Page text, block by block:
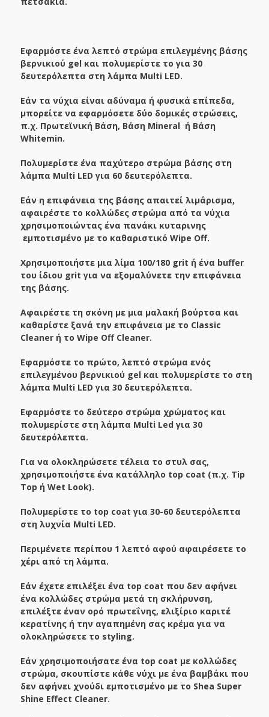
Εφαρμόστε ένα λεπτό στρώμα επιλεγμένης βάσης
βερνικιού gel και πολυμερίστε το για 30
δευτερόλεπτα στη λάμπα Multi LED.
Εάν τα νύχια είναι αδύναμα ή φυσικά επίπεδα,
μπορείτε να εφαρμόσετε δύο δομικές στρώσεις,
π.χ. Πρωτεϊνική Βάση, Βάση Mineralή Βάση
Whitemin.
Πολυμερίστε ένα παχύτερο στρώμα βάσης στη
λάμπα Multi LED για 60 δευτερόλεπτα.
Εάν η επιφάνεια της βάσης απαιτεί λιμάρισμα,
αφαιρέστε το κολλώδες στρώμα από τα νύχια
χρησιμοποιώντας ένα πανάκι κυταρινης
εμποτισμένο με το καθαριστικό Wipe Off.
Χρησιμοποιήστε μια λίμα 100/180 grit ή ένα buffer
του ίδιου grit για να εξομαλύνετε την επιφάνεια
της βάσης.
Αφαιρέστε τη σκόνη με μια μαλακή βούρτσα και
καθαρίστε ξανά την επιφάνεια με το Classic
Cleaner ή το Wipe Off Cleaner.
Εφαρμόστε το πρώτο, λεπτό στρώμα ενός
επιλεγμένου βερνικιού gel και πολυμερίστε το στη
λάμπα Multi LED για 30 δευτερόλεπτα.
Εφαρμόστε το δεύτερο στρώμα χρώματος και
πολυμερίστε στη λάμπα Multi Led για 30
δευτερόλεπτα.
Για να ολοκληρώσετε τέλεια το στυλ σας,
χρησιμοποιήστε ένα κατάλληλο top coat (π.χ. Tip
Top ή Wet Look).
Πολυμερίστε το top coat για 30-60 δευτερόλεπτα
στη λυχνία Multi LED.
Περιμένετε περίπου 1 λεπτό αφού αφαιρέσετε το
χέρι από τη λάμπα.
Εάν έχετε επιλέξει ένα top coat που δεν αφήνει
ένα κολλώδες στρώμα μετά τη σκλήρυνση,
επιλέξτε έναν ορό πρωτεΐνης, ελιξίριο καριτέ
κερατίνης ή την αγαπημένη σας κρέμα για να
ολοκληρώσετε το styling.
Εάν χρησιμοποιήσατε ένα top coat με κολλώδες
στρώμα, σκουπίστε κάθε νύχι με ένα βαμβάκι που
δεν αφήνει χνούδι εμποτισμένο με το Shea Super
Shine Effect Cleaner.